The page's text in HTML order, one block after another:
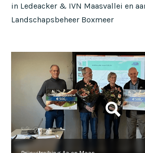
in Ledeacker & IVN Maasvallei en
Landschapsbeheer Boxmeer